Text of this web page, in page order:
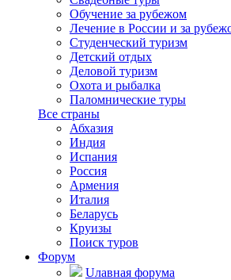
Обучение за рубежом
Лечение в России и за
Студенческий туризм
Детский отдых
Деловой туризм
Охота и рыбалка
Паломнические туры
Все страны
Абхазия
Индия
Испания
Россия
Армения
Италия
Беларусь
Круизы
Поиск туров
Форум
Uлавная форума